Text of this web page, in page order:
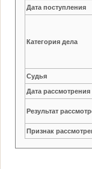
Дата поступления
Категория дела
Судья
Дата рассмотрения
Результат
Признак